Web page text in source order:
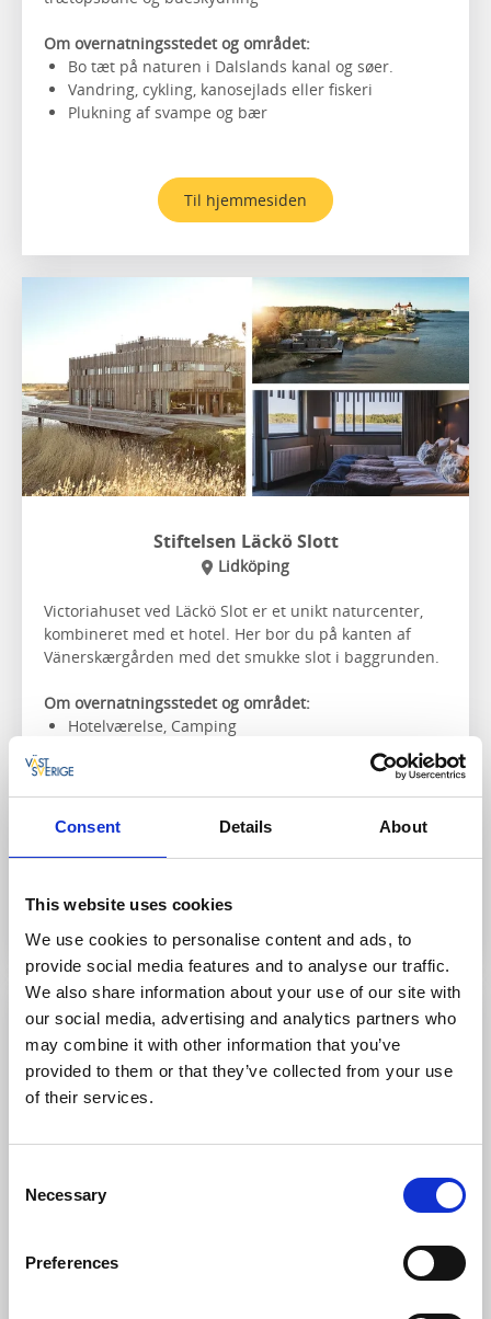
Consent Details About
This website uses cookies
We use cookies to personalise content and ads, to
provide social media features and to analyse our traffic.
We also share information about your use of our site with
our social media, advertising and analytics partners who
may combine it with other information that you’ve
provided to them or that they’ve collected from your use
of their services.
Selection
Necessary
Preferences
Om overnatningsstedet og området:
Bo tæt på naturen i Dalslands kanal og søer.
Vandring, cykling, kanosejlads eller fiskeri
Plukning af svampe og bær
Til hjemmesiden
Stiftelsen Läckö Slott
Lidköping
Victoriahuset ved Läckö Slot er et unikt naturcenter,
kombineret med et hotel. Her bor du på kanten af
Vänerskærgården med det smukke slot i baggrunden.
Om overnatningsstedet og området:
Hotelværelse, Camping
Tæt på gode
Besøg Spikens marina
Nærmeste vandresti:Biosfärleden etape 1
Til hjemmesiden